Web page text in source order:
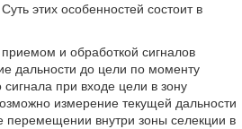
этих особенностей состоит в
и обработкой сигналов
дальности до цели по моменту
при входе цели в зону
измерение текущей дальности
перемещении внутри зоны селекции в